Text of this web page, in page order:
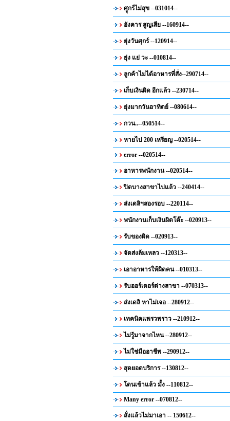
ศูุกร์ไม่สุข --031014--
อังคาร สูญเสีย --160914--
ยุ่งวันศุกร์ --120914--
ยุ่ง แย่ วะ --010814--
ลูกค้าไม่ได้อาหารที่สั่ง--290714--
เก็บเงินผิด อีกแล้ว --230714--
ยุ่งมากวันอาทิตย์ --080614--
กวน..--050514--
หายไป 200 เหรียญ --020514--
error --020514--
อาหารพนักงาน --020514--
ปิดบางสาขาไปแล้ว --240414--
ส่งเดลิฯสองรอบ --220114--
พนักงานเก็บเงินผิดโต๊ะ --020913--
รับของผิด --020913--
จัดส่งล้มเหลว --120313--
เอาอาหารให้ผิดคน --010313--
รับออร์เดอร์ต่างสาขา --070313--
ส่งเดลิ หาไม่เจอ --280912--
เทคนิคแพรวพราว --210912--
ไม่รู้มาจากไหน --280912--
ไม่ใช่มืออาชีพ --290912--
สุดยอดบริการ --130812--
โดนเข้าแล้ว มั้ง --110812--
Many error --070812--
สั่งแล้วไม่มาเอา -- 150612--